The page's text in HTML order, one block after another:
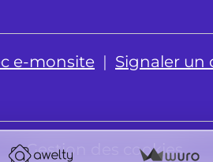
e-monsite Signaler un
Gestion des cookies